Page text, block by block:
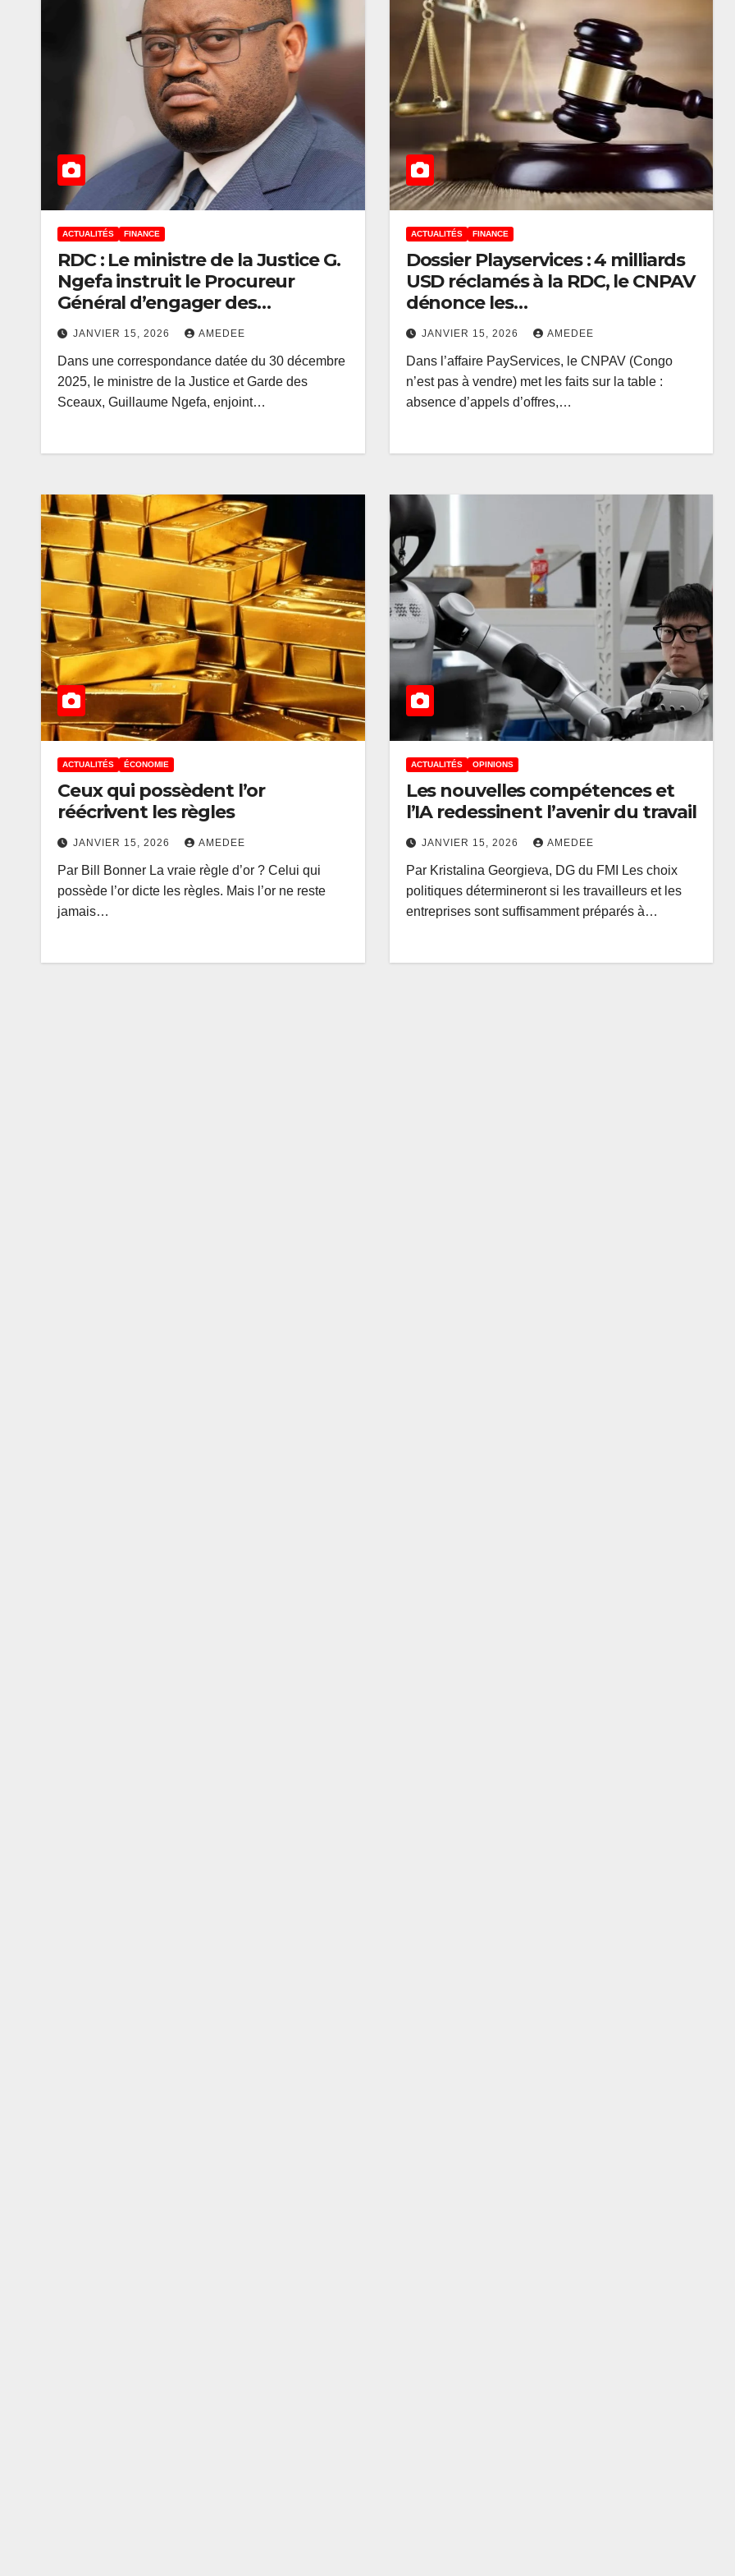
ACTUALITÉS FINANCE
RDC : Le ministre de la Justice G.
Ngefa instruit le Procureur
Général d’engager des
poursuites judiciaires contre
deux collaborateurs de Doudou
Fwamba
JANVIER 15, 2026 AMEDEE
Dans une correspondance datée du 30 décembre
2025, le ministre de la Justice et Garde des
Sceaux, Guillaume Ngefa, enjoint…
ACTUALITÉS FINANCE
Dossier Playservices : 4 milliards
USD réclamés à la RDC, le CNPAV
dénonce les
dysfonctionnements
institutionnels congolais
JANVIER 15, 2026 AMEDEE
Dans l’affaire PayServices, le CNPAV (Congo
n’est pas à vendre) met les faits sur la table :
absence d’appels d’offres,…
ACTUALITÉS ÉCONOMIE
Ceux qui possèdent l’or
réécrivent les règles
JANVIER 15, 2026 AMEDEE
Par Bill Bonner La vraie règle d’or ? Celui qui
possède l’or dicte les règles. Mais l’or ne reste
jamais…
ACTUALITÉS OPINIONS
Les nouvelles compétences et
l’IA redessinent l’avenir du travail
JANVIER 15, 2026 AMEDEE
Par Kristalina Georgieva, DG du FMI Les choix
politiques détermineront si les travailleurs et les
entreprises sont suffisamment préparés à…
ACTUALITÉS ENTREPRISES
Salon des
Entrepreneurs
Congolais 2026 : la
DG de l’ANAPI
investisseurs autour
de l’ambition d’une
RDC, destination
phare de
l’investissement en
Afrique
AOÛT 7, 2026 AMEDEE